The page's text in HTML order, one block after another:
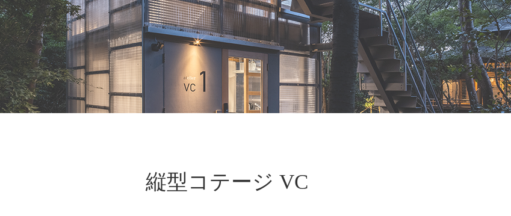
縦型コテージ VC